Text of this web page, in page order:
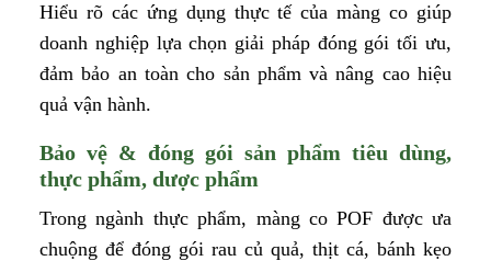
Hiểu rõ các ứng dụng thực tế của màng co giúp
doanh nghiệp lựa chọn giải pháp đóng gói tối ưu,
đảm bảo an toàn cho sản phẩm và nâng cao hiệu
quả vận hành.
Bảo vệ & đóng gói sản phẩm tiêu dùng,
thực phẩm, dược phẩm
Trong ngành thực phẩm, màng co POF được ưa
chuộng để đóng gói rau củ quả, thịt cá, bánh kẹo